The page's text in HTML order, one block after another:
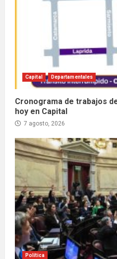
Capital Departamentales
Cronograma de trabajos
hoy en Capital
7 agosto, 2026
Política